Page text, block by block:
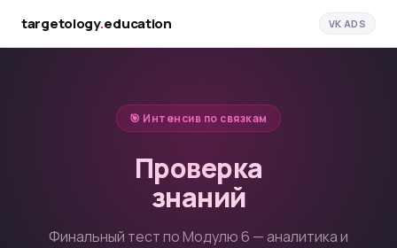
targetology.education VK ADS
🎯 Интенсив по связкам
Проверка
знаний
Финальный тест по Модулю 6 — аналитика и